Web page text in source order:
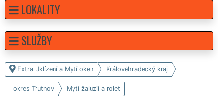
Extra Uklízení a Mytí oken Královéhradecký kraj
okres Trutnov Mytí žaluzií a rolet
LOKALITY
SLUŽBY